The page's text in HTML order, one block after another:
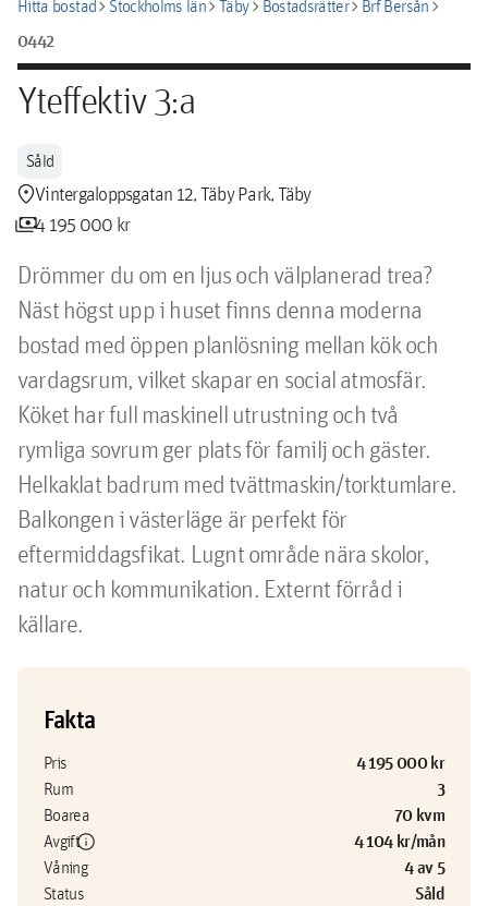
Hitta bostadchevron_rightStockholms länchevron_rightTäbychevron_rightBostadsrätterchevron_rightBrf Bersånchevron_right
0442
Yteffektiv 3:a
Såld
location_pinVintergaloppsgatan 12, Täby Park, Täby
payments4 195 000 kr
Drömmer du om en ljus och välplanerad trea?
Näst högst upp i huset finns denna moderna
bostad med öppen planlösning mellan kök och
vardagsrum, vilket skapar en social atmosfär.
Köket har full maskinell utrustning och två
rymliga sovrum ger plats för familj och gäster.
Helkaklat badrum med tvättmaskin/torktumlare.
Balkongen i västerläge är perfekt för
eftermiddagsfikat. Lugnt område nära skolor,
natur och kommunikation. Externt förråd i
källare.
Fakta
Pris 4 195 000 kr
Rum 3
Boarea 70 kvm
Avgiftinfo 4 104 kr/mån
Våning 4 av 5
Status Såld